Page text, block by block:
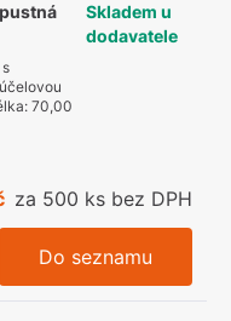
: 70,00
Skladem u
dodavatele
za 500 ks bez DPH
Do seznamu